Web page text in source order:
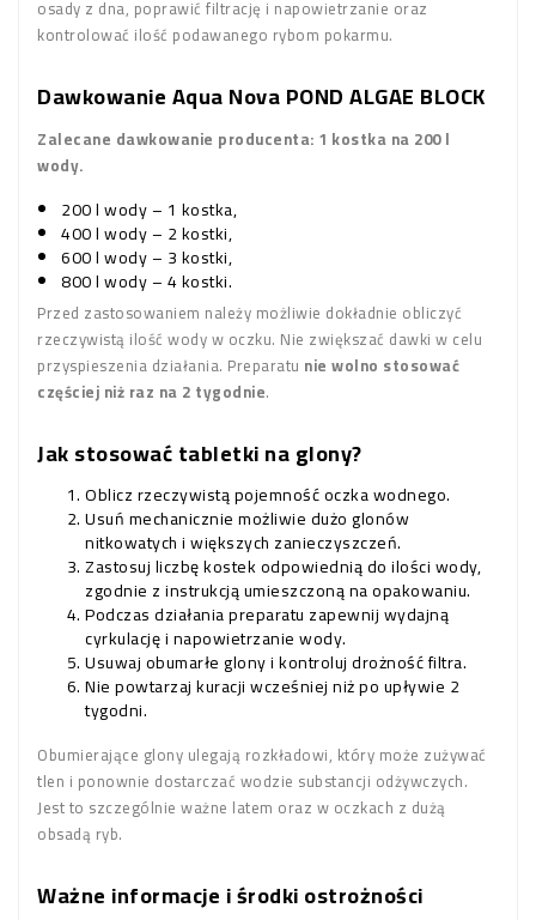
osady z dna, poprawić filtrację i napowietrzanie oraz
kontrolować ilość podawanego rybom pokarmu.
Dawkowanie Aqua Nova POND ALGAE BLOCK
Zalecane dawkowanie producenta: 1 kostka na 200 l
wody.
200 l wody – 1 kostka,
400 l wody – 2 kostki,
600 l wody – 3 kostki,
800 l wody – 4 kostki.
Przed zastosowaniem należy możliwie dokładnie obliczyć
rzeczywistą ilość wody w oczku. Nie zwiększać dawki w celu
przyspieszenia działania. Preparatu nie wolno stosować
częściej niż raz na 2 tygodnie.
Jak stosować tabletki na glony?
Oblicz rzeczywistą pojemność oczka wodnego.
Usuń mechanicznie możliwie dużo glonów
nitkowatych i większych zanieczyszczeń.
Zastosuj liczbę kostek odpowiednią do ilości wody,
zgodnie z instrukcją umieszczoną na opakowaniu.
Podczas działania preparatu zapewnij wydajną
cyrkulację i napowietrzanie wody.
Usuwaj obumarłe glony i kontroluj drożność filtra.
Nie powtarzaj kuracji wcześniej niż po upływie 2
tygodni.
Obumierające glony ulegają rozkładowi, który może zużywać
tlen i ponownie dostarczać wodzie substancji odżywczych.
Jest to szczególnie ważne latem oraz w oczkach z dużą
obsadą ryb.
Ważne informacje i środki ostrożności